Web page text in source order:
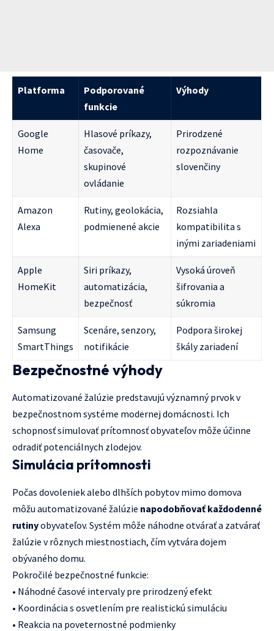
Platforma
Podporované
funkcie
Výhody
Google
Home
Hlasové príkazy,
časovače,
skupinové
ovládanie
Prirodzené
rozpoznávanie
slovenčiny
Amazon
Alexa
Rutiny, geolokácia,
podmienené akcie
Rozsiahla
kompatibilita s
inými zariadeniami
Apple
HomeKit
Siri príkazy,
automatizácia,
bezpečnosť
Vysoká úroveň
šifrovania a
súkromia
Samsung
SmartThings
Scenáre, senzory,
notifikácie
Podpora širokej
škály zariadení
Bezpečnostné výhody
Automatizované žalúzie predstavujú významný prvok v
bezpečnostnom systéme modernej domácnosti. Ich
schopnosť simulovať prítomnosť obyvateľov môže účinne
odradiť potenciálnych zlodejov.
Simulácia prítomnosti
Počas dovoleniek alebo dlhších pobytov mimo domova
môžu automatizované žalúzie napodobňovať každodenné
rutinyobyvateľov. Systém môže náhodne otvárať a zatvárať
žalúzie v rôznych miestnostiach, čím vytvára dojem
obývaného domu.
Pokročilé bezpečnostné funkcie:
• Náhodné časové intervaly pre prirodzený efekt
• Koordinácia s osvetlením pre realistickú simuláciu
• Reakcia na poveternostné podmienky